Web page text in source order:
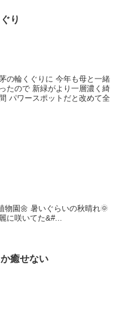
り
の輪くぐりに 今年も母と一緒
たので 新緑がより一層濃く綺
パワースポットだと改めて全
物園🌼 暑いぐらいの秋晴れ🌞
に咲いてた&#...
癒せない